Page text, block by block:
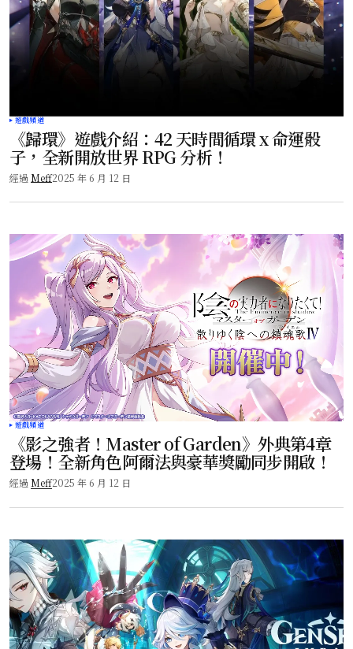
遊戲頻道
《歸環》遊戲介紹：42 天時間循環 x 命運骰
子，全新開放世界 RPG 分析！
經過 Meff2025 年 6 月 12 日
遊戲頻道
《影之強者！Master of Garden》外典第4章
登場！全新角色阿爾法與豪華獎勵同步開啟！
經過 Meff2025 年 6 月 12 日